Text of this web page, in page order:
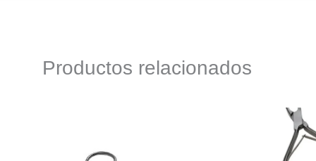
Productos relacionados